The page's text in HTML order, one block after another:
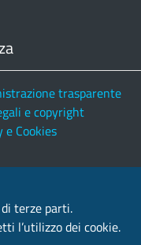
trasparente
e copyright
e Cookies
terze parti.
l’utilizzo dei cookie.